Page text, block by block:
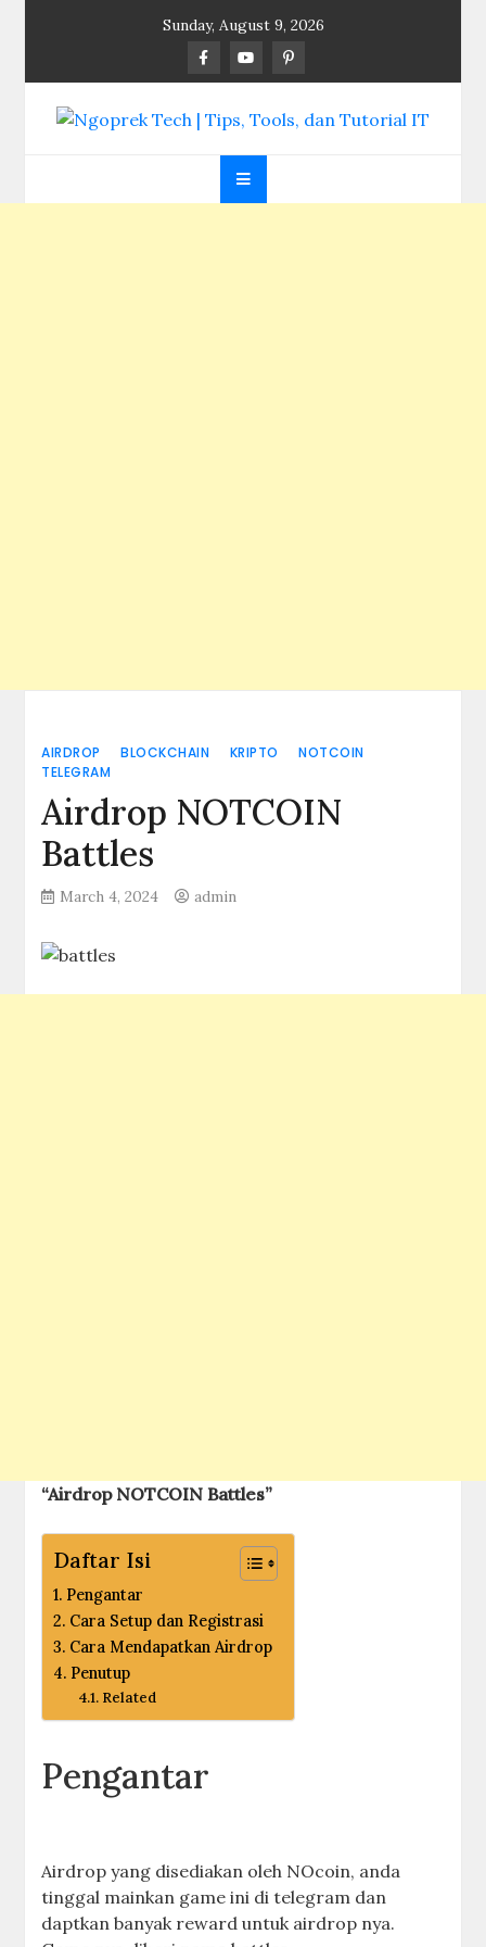
Sunday, August 9, 2026
Ngoprek Tech | Tips,
Tools, dan Tutorial
AIRDROP BLOCKCHAIN KRIPTO
NOTCOIN
TELEGRAM
Airdrop NOTCOIN
Battles
March 4, 2024 admin
“Airdrop NOTCOIN Battles”
Daftar Isi
Pengantar
Cara Setup dan Registrasi
Cara Mendapatkan Airdrop
Penutup
Related
Pengantar
Airdrop yang disediakan oleh NOcoin, anda
tinggal mainkan game ini di telegram dan
daptkan banyak reward untuk airdrop nya.